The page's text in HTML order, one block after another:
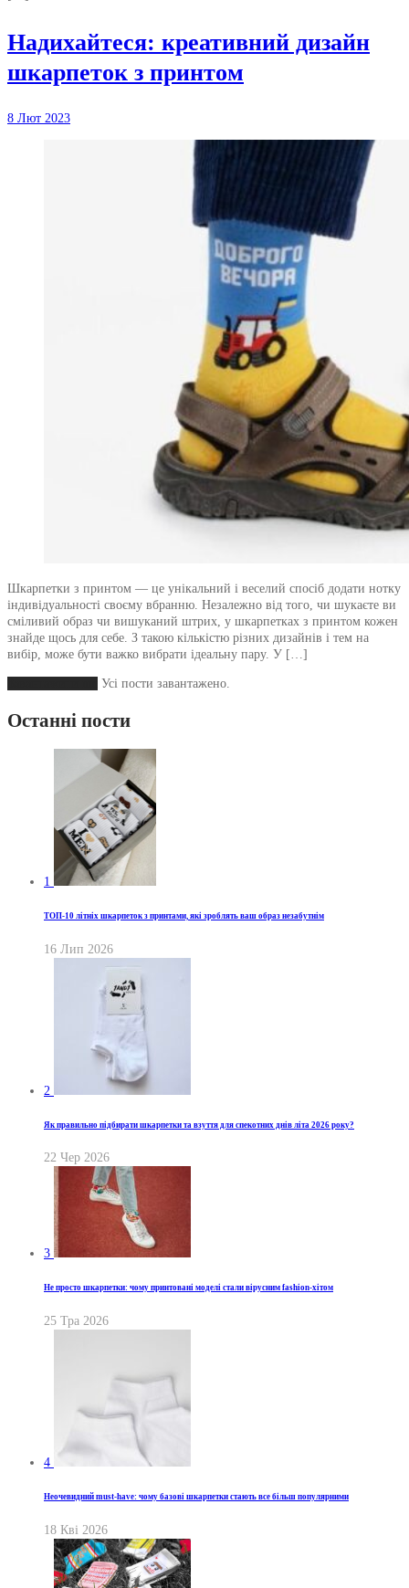
Надихайтеся: креативний дизайн
шкарпеток з принтом
8 Лют 2023
Шкарпетки з принтом — це унікальний і веселий спосіб додати нотку
індивідуальності своєму вбранню. Незалежно від того, чи шукаєте ви
сміливий образ чи вишуканий штрих, у шкарпетках з принтом кожен
знайде щось для себе. З такою кількістю різних дизайнів і тем на
вибір, може бути важко вибрати ідеальну пару. У […]
Усі пости завантажено.
Останні пости
1
ТОП-10 літніх шкарпеток з принтами, які зроблять ваш образ незабутнім
16 Лип 2026
2
Як правильно підбирати шкарпетки та взуття для спекотних днів літа 2026 року?
22 Чер 2026
3
Не просто шкарпетки: чому принтовані моделі стали вірусним fashion-хітом
25 Тра 2026
4
Неочевидний must-have: чому базові шкарпетки стають все більш популярними
18 Кві 2026